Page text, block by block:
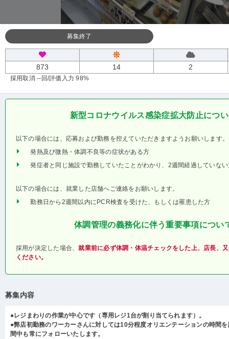
募集終了
873 14 2
採用取消 --回/評価入力 98%
新型コロナウイルス感染症拡大防止につ
以下の場合には、応募および勤務を控えていただきますようお願いします。
発熱及び微熱・体調不良等の症状がある方
発症者と同じ施設で勤務していたことがわかり、2週間経過していな
以下の場合には、就業した店舗へご連絡をお願いします。
勤務日から2週間以内にPCR検査を受けた、もしくは罹患した方
体調管理の義務化に伴う重要事項につい
採用が決定した場合、就業前に必ず体調・体温チェックをした上、店長、
ください。
募集内容
●レジまわりの作業が中心です（専用レジ1台が割り当てられます）。
●弊店初勤務のワーカーさんに対しては10分程度オリエンテーションの時間
間中も常にフォローいたします。